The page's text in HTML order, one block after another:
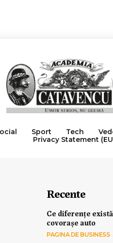
Sport Tech
Privacy Statement
Recente
Ce diferențe
covorașe auto
PAGINA DE BUSINESS